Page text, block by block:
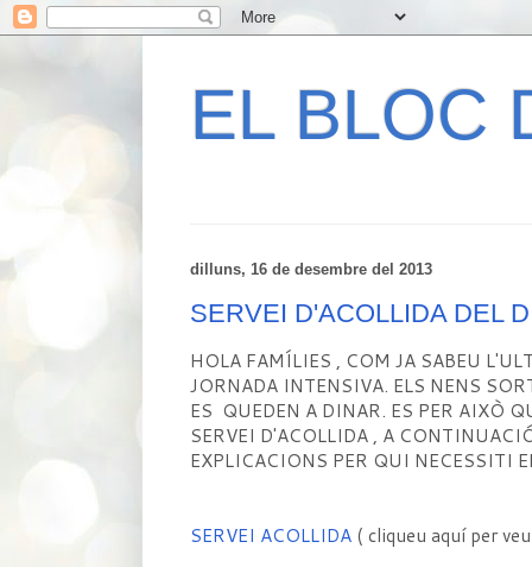
EL BLOC
dilluns, 16 de desembre del 2013
SERVEI D'ACOLLIDA DEL
HOLA FAMÍLIES , COM JA SABEU
JORNADA INTENSIVA. ELS NENS
ES QUEDEN A DINAR. ES PER AIXÒ
SERVEI D'ACOLLIDA , A
EXPLICACIONS PER QUI NECESSITI
SERVEI ACOLLIDA ( cliqueu aquí per